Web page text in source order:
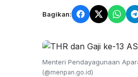
Bagikan:
Menteri Pendayagunaan
(@menpan.go.id)